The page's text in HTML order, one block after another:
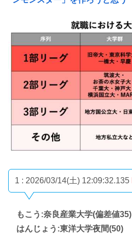
1 : 2026/03/14(土) 12:09:32.135
もこう:奈良産業大学(偏差値35)
はんじょう:東洋大学夜間(50)